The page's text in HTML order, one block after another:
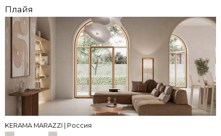
Плайя
KERAMA MARAZZI | Россия